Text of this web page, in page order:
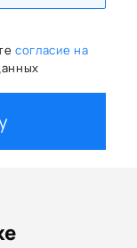
согласие на